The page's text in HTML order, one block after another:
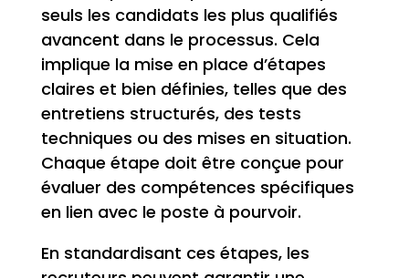
seuls les candidats les plus qualifiés
avancent dans le processus. Cela
implique la mise en place d’étapes
claires et bien définies, telles que des
entretiens structurés, des tests
techniques ou des mises en situation.
Chaque étape doit être conçue pour
évaluer des compétences spécifiques
en lien avec le poste à pourvoir.
En standardisant ces étapes, les